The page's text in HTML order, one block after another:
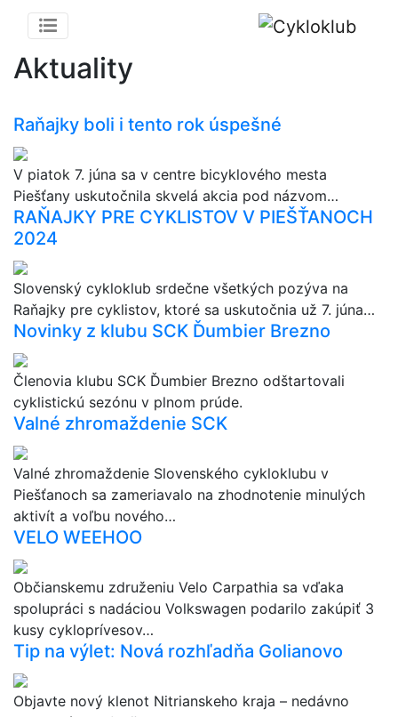
Aktuality
Raňajky boli i tento rok úspešné
V piatok 7. júna sa v centre bicyklového mesta
Piešťany uskutočnila skvelá akcia pod názvom…
RAŇAJKY PRE CYKLISTOV V PIEŠŤANOCH
2024
Slovenský cykloklub srdečne všetkých pozýva na
Raňajky pre cyklistov, ktoré sa uskutočnia už 7. júna…
Novinky z klubu SCK Ďumbier Brezno
Členovia klubu SCK Ďumbier Brezno odštartovali
cyklistickú sezónu v plnom prúde.
Valné zhromaždenie SCK
Valné zhromaždenie Slovenského cykloklubu v
Piešťanoch sa zameriavalo na zhodnotenie minulých
aktivít a voľbu nového…
VELO WEEHOO
Občianskemu združeniu Velo Carpathia sa vďaka
spolupráci s nadáciou Volkswagen podarilo zakúpiť 3
kusy cykloprívesov…
Tip na výlet: Nová rozhľadňa Golianovo
Objavte nový klenot Nitrianskeho kraja – nedávno